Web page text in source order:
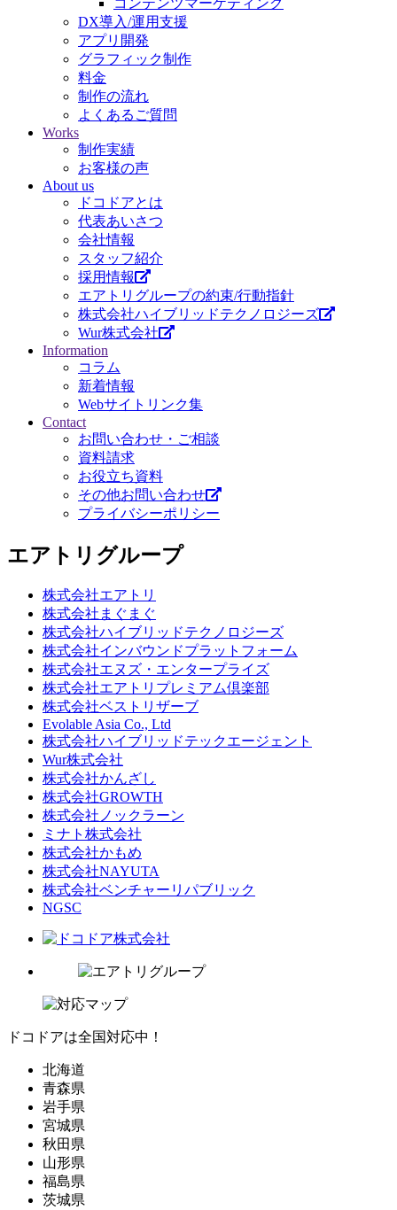
DX導入/運用支援
アプリ開発
グラフィック制作
料金
制作の流れ
よくあるご質問
Works
制作実績
お客様の声
About us
ドコドアとは
代表あいさつ
会社情報
スタッフ紹介
採用情報
エアトリグループの約束/行動指針
株式会社ハイブリッドテクノロジーズ
Wur株式会社
Information
コラム
新着情報
Webサイトリンク集
Contact
お問い合わせ・ご相談
資料請求
お役立ち資料
その他お問い合わせ
プライバシーポリシー
エアトリグループ
株式会社エアトリ
株式会社まぐまぐ
株式会社ハイブリッドテクノロジーズ
株式会社インバウンドプラットフォーム
株式会社エヌズ・エンタープライズ
株式会社エアトリプレミアム倶楽部
株式会社ベストリザーブ
Evolable Asia Co., Ltd
株式会社ハイブリッドテックエージェント
Wur株式会社
株式会社かんざし
株式会社GROWTH
株式会社ノックラーン
ミナト株式会社
株式会社かもめ
株式会社NAYUTA
株式会社ベンチャーリパブリック
NGSC
ドコドアは全国対応中！
北海道
青森県
岩手県
宮城県
秋田県
山形県
福島県
茨城県